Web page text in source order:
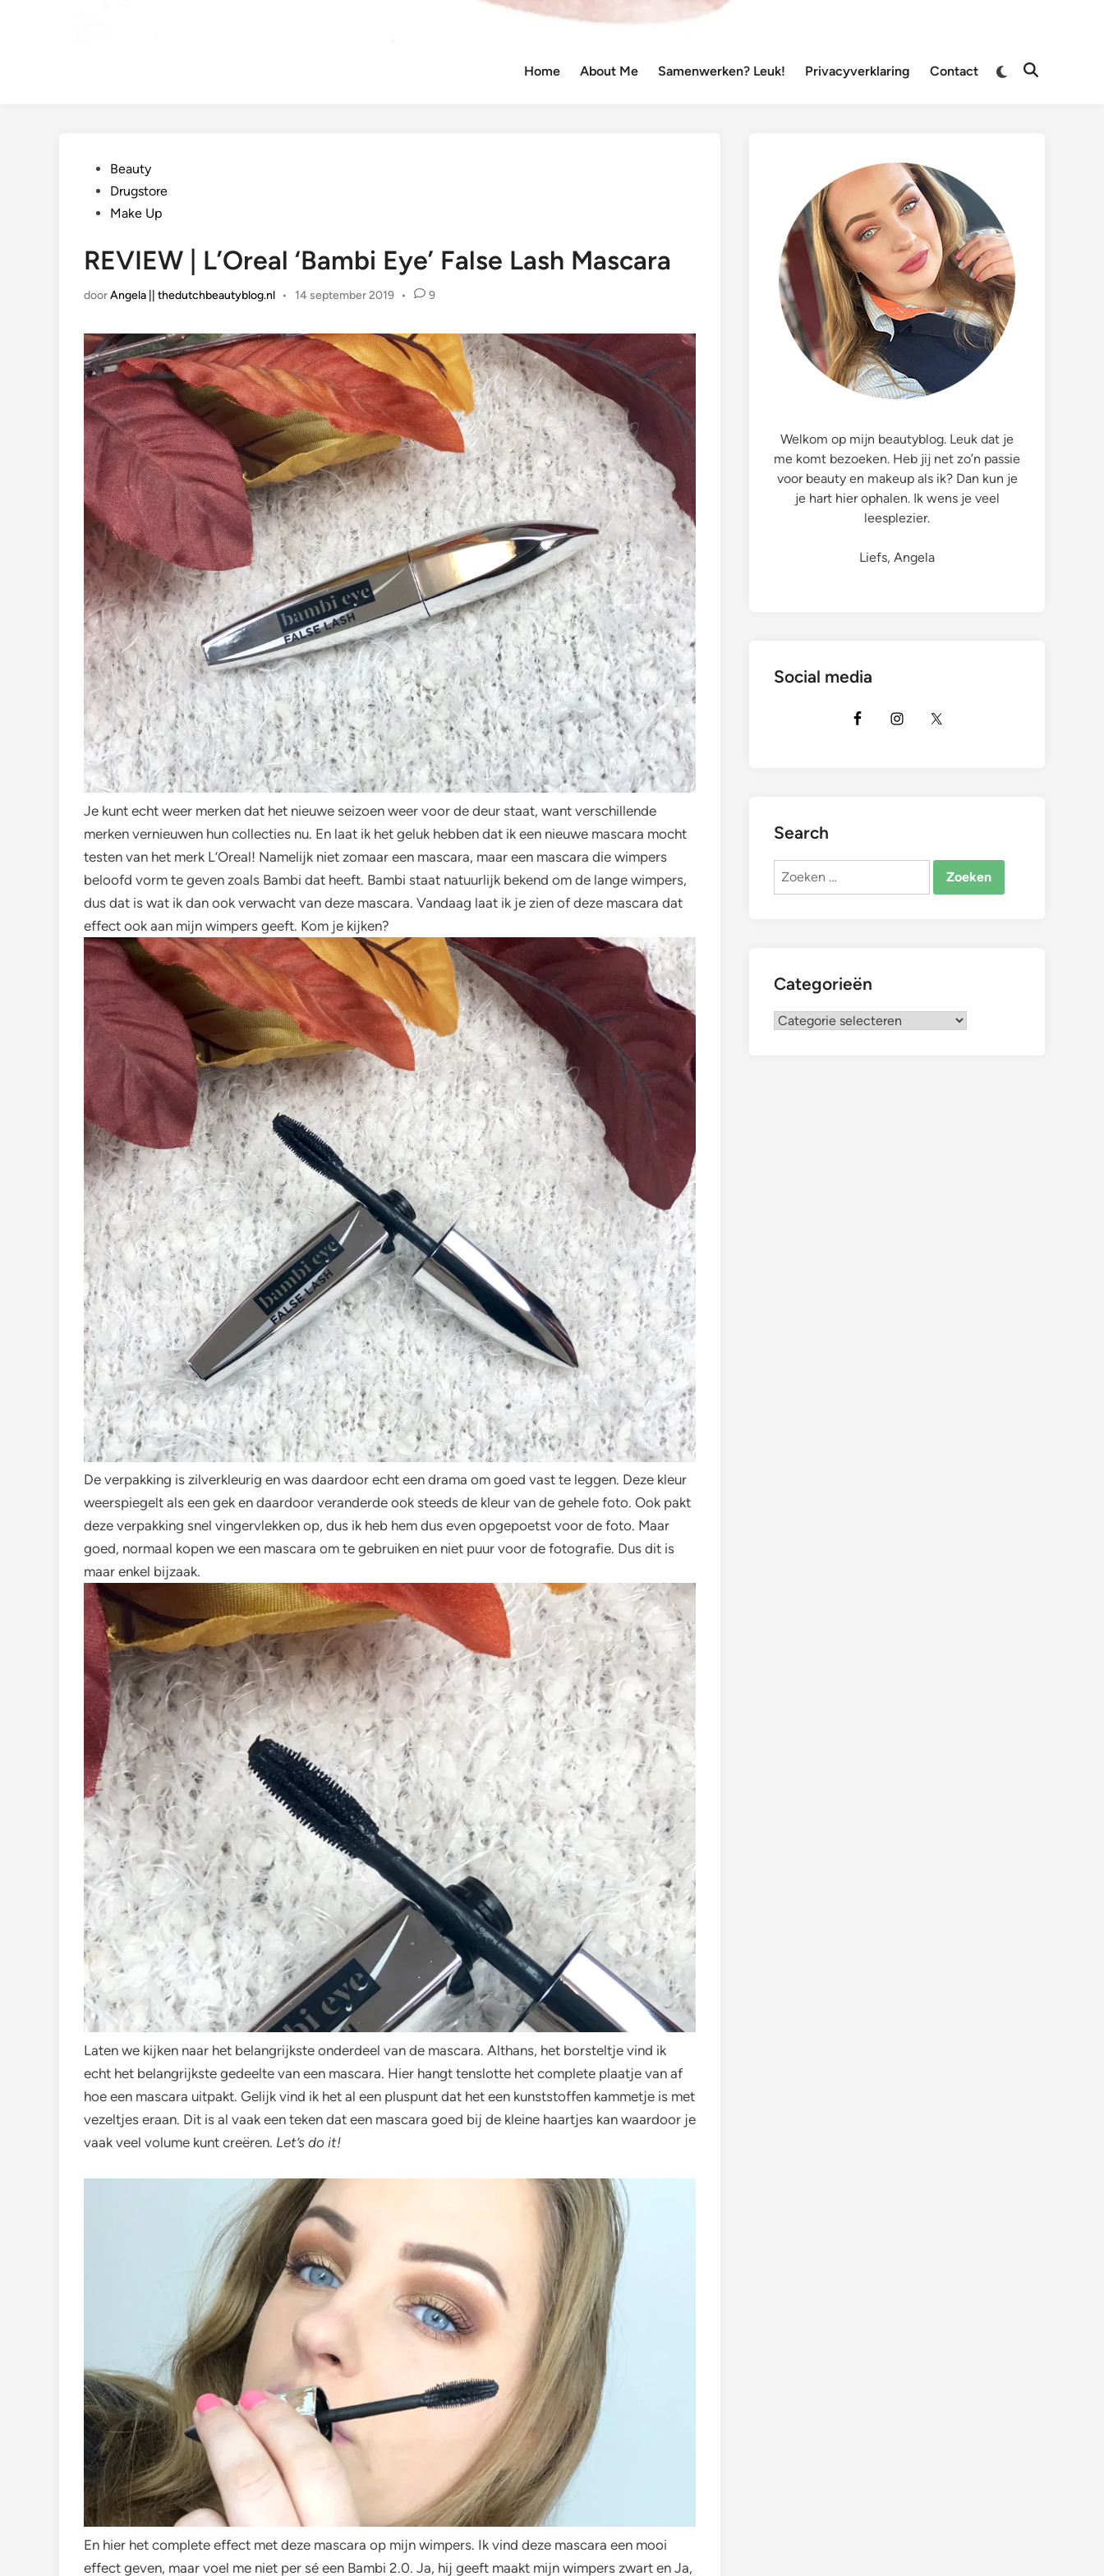
Home About Me Samenwerken? Leuk! Privacyverklaring Contact
Overschakelen
naarZoeken
Geplaatst
Beauty
Drugstore
Make Up
REVIEW | L’Oreal ‘Bambi Eye’ False Lash Mascara
doorAngela || thedutchbeautyblog.nl • 14 september 2019 • 9
Je kunt echt weer merken dat het nieuwe seizoen weer voor de deur staat, want verschillende
merken vernieuwen hun collecties nu. En laat ik het geluk hebben dat ik een nieuwe mascara mocht
testen van het merk L’Oreal! Namelijk niet zomaar een mascara, maar een mascara die wimpers
beloofd vorm te geven zoals Bambi dat heeft. Bambi staat natuurlijk bekend om de lange wimpers,
dus dat is wat ik dan ook verwacht van deze mascara. Vandaag laat ik je zien of deze mascara dat
effect ook aan mijn wimpers geeft. Kom je kijken?
De verpakking is zilverkleurig en was daardoor echt een drama om goed vast te leggen. Deze kleur
weerspiegelt als een gek en daardoor veranderde ook steeds de kleur van de gehele foto. Ook pakt
deze verpakking snel vingervlekken op, dus ik heb hem dus even opgepoetst voor de foto. Maar
goed, normaal kopen we een mascara om te gebruiken en niet puur voor de fotografie. Dus dit is
maar enkel bijzaak.
Laten we kijken naar het belangrijkste onderdeel van de mascara. Althans, het borsteltje vind ik
echt het belangrijkste gedeelte van een mascara. Hier hangt tenslotte het complete plaatje van af
hoe een mascara uitpakt. Gelijk vind ik het al een pluspunt dat het een kunststoffen kammetje is met
vezeltjes eraan. Dit is al vaak een teken dat een mascara goed bij de kleine haartjes kan waardoor je
vaak veel volume kunt creëren. Let’s do it!
En hier het complete effect met deze mascara op mijn wimpers. Ik vind deze mascara een mooi
effect geven, maar voel me niet per sé een Bambi 2.0. Ja, hij geeft maakt mijn wimpers zwart en Ja,
Welkom op mijn beautyblog. Leuk dat je
me komt bezoeken. Heb jij net zo’n passie
voor beauty en makeup als ik? Dan kun je
je hart hier ophalen. Ik wens je veel
leesplezier.
Liefs, Angela
Social media
Search
Zoeken
Categorieën
Categorieën